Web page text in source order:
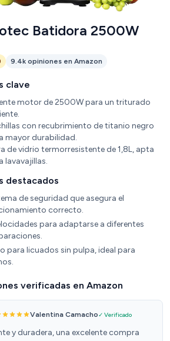
Batidora 2500W
9.4k opiniones en Amazon
clave
motor de 2500W para un triturado
con recubrimiento de titanio negro
mayor durabilidad.
de vidrio termorresistente de 1,8L, apta
lavavajillas.
destacados
de seguridad que asegura el
correcto.
para adaptarse a diferentes
para licuados sin pulpa, ideal para
verificadas en Amazon
Valentina Camacho✓ Verificado
y duradera, una excelente compra